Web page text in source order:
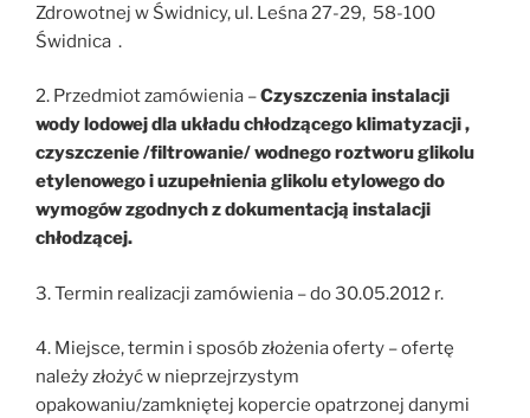
Zdrowotnej w Świdnicy, ul. Leśna 27-29, 58-100
Świdnica .
2. Przedmiot zamówienia –Czyszczenia instalacji
wody lodowej dla układu chłodzącego klimatyzacji ,
czyszczenie /filtrowanie/ wodnego roztworu glikolu
etylenowego i uzupełnienia glikolu etylowego do
wymogów zgodnych z dokumentacją instalacji
chłodzącej.
3. Termin realizacji zamówienia – do 30.05.2012 r.
4. Miejsce, termin i sposób złożenia oferty – ofertę
należy złożyć w nieprzejrzystym
opakowaniu/zamkniętej kopercie opatrzonej danymi